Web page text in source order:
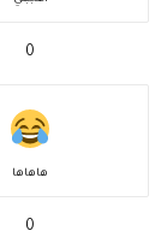
0
هاهاها
0